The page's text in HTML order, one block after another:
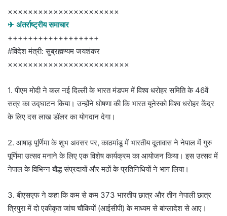
××××××××××××××××××××××
✈ अंतर्राष्ट्रीय समाचार
++++++++++++++++++
#विदेश मंत्री: सुब्रह्मण्यम जयशंकर
××××××××××××××××××××××××
1. पीएम मोदी ने कल नई दिल्ली के भारत मंडपम में विश्व धरोहर समिति के 46वें
सत्र का उद्घाटन किया। उन्होंने घोषणा की कि भारत यूनेस्को विश्व धरोहर केंद्र
के लिए दस लाख डॉलर का योगदान देगा।
2. आषाढ़ पूर्णिमा के शुभ अवसर पर, काठमांडू में भारतीय दूतावास ने नेपाल में गुरु
पूर्णिमा उत्सव मनाने के लिए एक विशेष कार्यक्रम का आयोजन किया। इस उत्सव में
नेपाल के विभिन्न बौद्ध संप्रदायों और मठों के प्रतिनिधियों ने भाग लिया।
3. बीएसएफ ने कहा कि कम से कम 373 भारतीय छात्र और तीन नेपाली छात्र
त्रिपुरा में दो एकीकृत जांच चौकियों (आईसीपी) के माध्यम से बांग्लादेश से आए।